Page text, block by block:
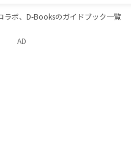
ラボ、D-Booksのガイドブック一覧
AD